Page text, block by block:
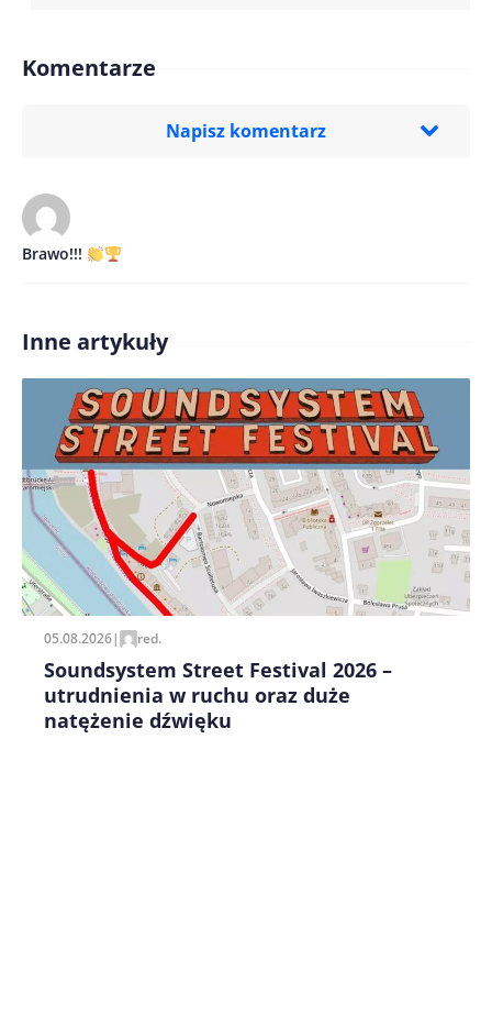
Komentarze
Napisz komentarz
Imię/ Nick*
Zapamiętaj moje dane w tej przeglądarce podczas
pisania kolejnych komentarzy.
Brawo!!!
Inne artykuły
05.08.2026| red.
Soundsystem Street Festival 2026 –
utrudnienia w ruchu oraz duże
natężenie dźwięku